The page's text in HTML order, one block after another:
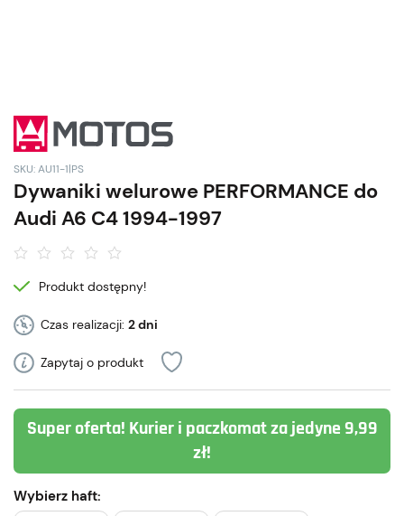
SKU: AU11-1|PS
Dywaniki welurowe PERFORMANCE do
Audi A6 C4 1994-1997
Produkt dostępny!
Czas realizacji: 2 dni
Zapytaj o produkt
Super oferta! Kurier i paczkomat za jedyne 9,99
zł!
Wybierz haft: